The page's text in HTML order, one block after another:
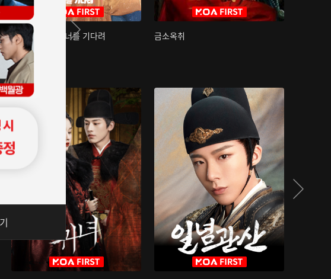
아재저리등니 : 너를 기다려 금소옥취